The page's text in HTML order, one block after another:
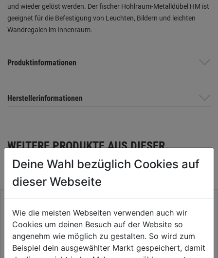
und wieder gelöst werden. Der fischer Hohlraum-Metalldübel HM ist
geeignet für die Befestigung von Leuchten, Bildern und leichten
Wandregalen im Innenraum.
Produktinformationen
Herstellerinformationen
WEITERE PRODUKTE AUS DIESER
KATEGORIE
Deine Wahl bezüglich Cookies auf
dieser Webseite
Wie die meisten Webseiten verwenden auch wir
Cookies um deinen Besuch auf der Website so
angenehm wie möglich zu gestalten. So wird zum
Beispiel dein ausgewählter Markt gespeichert, damit